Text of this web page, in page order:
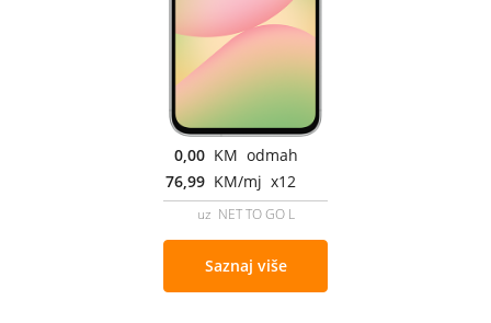
0,00 KM odmah
76,99 KM/mj x12
uz NET TO GO L
Saznaj više